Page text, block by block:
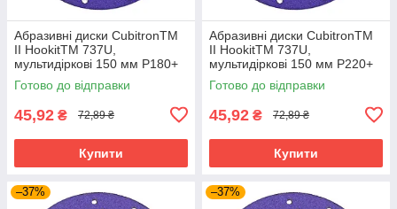
Абразивні диски CubitronTM
II HookitTM 737U,
мультидіркові 150 мм P180+
Готово до відправки
45,92 ₴ 72,89 ₴
Купити
Абразивні диски CubitronTM
II HookitTM 737U,
мультидіркові 150 мм P220+
Готово до відправки
45,92 ₴ 72,89 ₴
Купити
–37% –37%